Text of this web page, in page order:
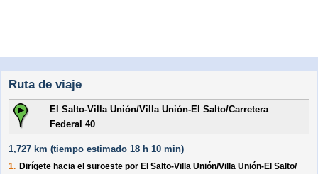
Ruta de viaje
El Salto-Villa Unión/Villa Unión-El Salto/Carretera
Federal 40
1,727 km (tiempo estimado 18 h 10 min)
1. Dirígete hacia el suroeste por El Salto-Villa Unión/Villa Unión-El Salto/